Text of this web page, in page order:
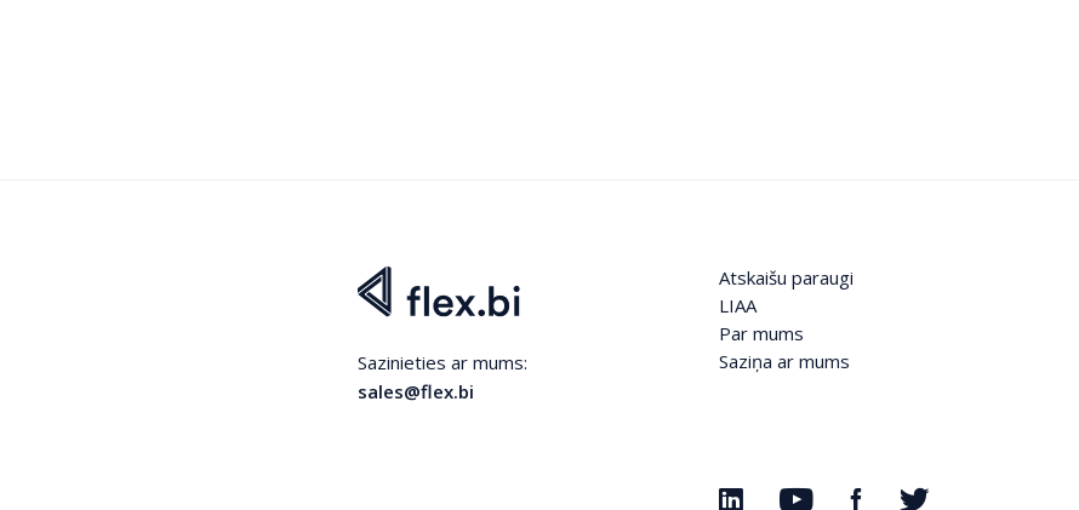
Sazinieties ar mums:
sales@flex.bi
Atskaišu paraugi
LIAA
Par mums
Saziņa ar mums